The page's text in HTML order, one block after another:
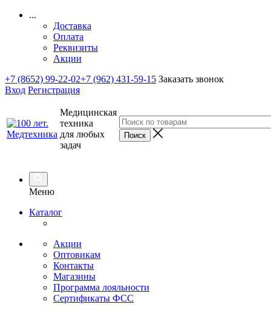
...
Доставка
Оплата
Реквизиты
Акции
+7 (8652) 99-22-02+7 (962) 431-59-15 Заказать звонок
Вход Регистрация
Медицинская
техника
для любых
задач
Меню
Каталог
Акции
Оптовикам
Контакты
Магазины
Программа лояльности
Сертификаты ФСС